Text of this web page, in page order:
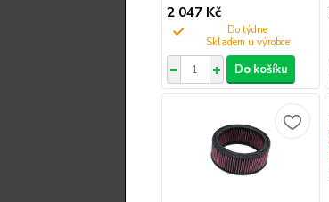
2 047 Kč
Do týdne
Do košíku